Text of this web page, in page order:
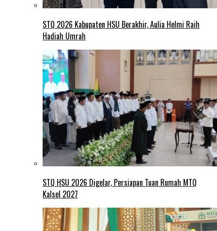
STQ 2026 Kabupaten HSU Berakhir, Aulia Helmi Raih
Hadiah Umrah
STQ HSU 2026 Digelar, Persiapan Tuan Rumah MTQ
Kalsel 2027